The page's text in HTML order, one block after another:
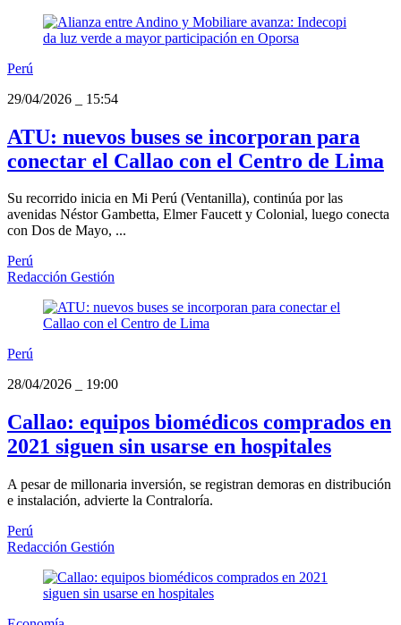
Perú
29/04/2026
15:54
ATU: nuevos buses se incorporan para
conectar el Callao con el Centro de Lima
Su recorrido inicia en Mi Perú (Ventanilla), continúa por las
avenidas Néstor Gambetta, Elmer Faucett y Colonial, luego conecta
con Dos de Mayo, ...
Perú
Redacción Gestión
Perú
28/04/2026
19:00
Callao: equipos biomédicos comprados en
2021 siguen sin usarse en hospitales
A pesar de millonaria inversión, se registran demoras en distribución
e instalación, advierte la Contraloría.
Perú
Redacción Gestión